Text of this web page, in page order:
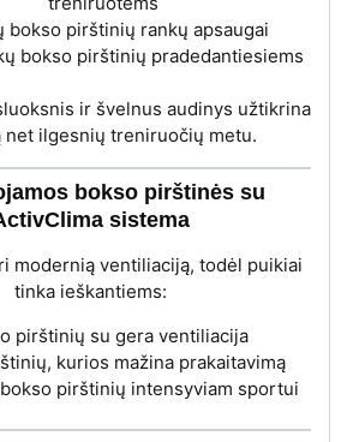
bokso pirštinių rankų apsaugai
bokso pirštinių pradedantiesiems
ir švelnus audinys užtikrina
net ilgesnių treniruočių metu.
bokso pirštinės su
sistema
modernią ventiliaciją, todėl puikiai
tinka ieškantiems:
pirštinių su gera ventiliacija
kurios mažina prakaitavimą
pirštinių intensyviam sportui